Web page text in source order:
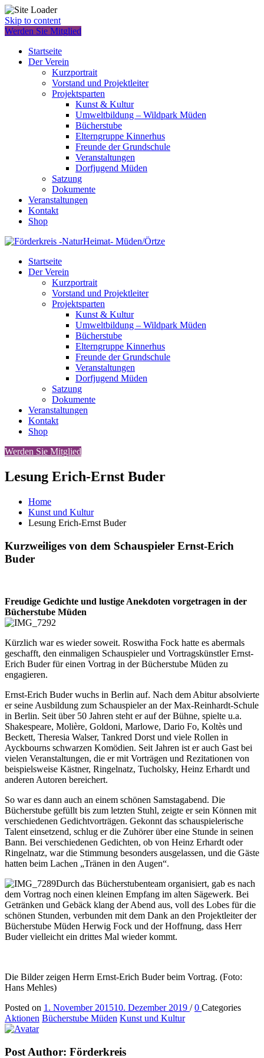
Skip to content
Werden Sie Mitglied
Startseite
Der Verein
Kurzportrait
Vorstand und Projektleiter
Projektsparten
Kunst & Kultur
Umweltbildung – Wildpark Müden
Bücherstube
Elterngruppe Kinnerhus
Freunde der Grundschule
Veranstaltungen
Dorfjugend Müden
Satzung
Dokumente
Veranstaltungen
Kontakt
Shop
Startseite
Der Verein
Kurzportrait
Vorstand und Projektleiter
Projektsparten
Kunst & Kultur
Umweltbildung – Wildpark Müden
Bücherstube
Elterngruppe Kinnerhus
Freunde der Grundschule
Veranstaltungen
Dorfjugend Müden
Satzung
Dokumente
Veranstaltungen
Kontakt
Shop
Werden Sie Mitglied
Lesung Erich-Ernst Buder
Home
Kunst und Kultur
Lesung Erich-Ernst Buder
Kurzweiliges von dem Schauspieler Ernst-Erich
Buder
Freudige Gedichte und lustige Anekdoten vorgetragen in der
Bücherstube Müden
Kürzlich war es wieder soweit. Roswitha Fock hatte es abermals
geschafft, den einmaligen Schauspieler und Vortragskünstler Ernst-
Erich Buder für einen Vortrag in der Bücherstube Müden zu
engagieren.
Ernst-Erich Buder wuchs in Berlin auf. Nach dem Abitur absolvierte
er seine Ausbildung zum Schauspieler an der Max-Reinhardt-Schule
in Berlin. Seit über 50 Jahren steht er auf der Bühne, spielte u.a.
Shakespeare, Molière, Goldoni, Marlowe, Dario Fo, Koltès und
Beckett, Theresia Walser, Tankred Dorst und viele Rollen in
Ayckbourns schwarzen Komödien. Seit Jahren ist er auch Gast bei
vielen Veranstaltungen, die er mit Vorträgen und Rezitationen von
beispielsweise Kästner, Ringelnatz, Tucholsky, Heinz Erhardt und
anderen Autoren bereichert.
So war es dann auch an einem schönen Samstagabend. Die
Bücherstube gefüllt bis zum letzten Stuhl, zeigte er sein Können mit
verschiedenen Gedichtvorträgen. Gekonnt das schauspielerische
Talent einsetzend, schlug er die Zuhörer über eine Stunde in seinen
Bann. Bei verschiedenen Gedichten, ob von Heinz Erhardt oder
Ringelnatz, war die Stimmung besonders ausgelassen, und die Gäste
hatten beim Lachen „Tränen in den Augen“.
Durch das Bücherstubenteam organisiert, gab es nach
dem Vortrag noch einen kleinen Empfang im alten Sägewerk. Bei
Getränken und Gebäck klang der Abend aus, voll des Lobes für die
schönen Stunden, verbunden mit dem Dank an den Projektleiter der
Bücherstube Müden Herwig Fock und der Hoffnung, dass Herr
Buder vielleicht ein drittes Mal wieder kommt.
Die Bilder zeigen Herrn Ernst-Erich Buder beim Vortrag. (Foto:
Hans Mehles)
Posted on 1. November 201510. Dezember 2019 / 0 Categories
Aktionen Bücherstube Müden Kunst und Kultur
Post Author: Förderkreis